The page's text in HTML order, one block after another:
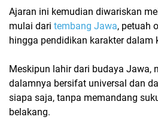
Ajaran ini kemudian diwariskan
mulai dari tembang Jawa, petuah
hingga pendidikan karakter dalam
Meskipun lahir dari budaya Jawa,
dalamnya bersifat universal dan
siapa saja, tanpa memandang
belakang.